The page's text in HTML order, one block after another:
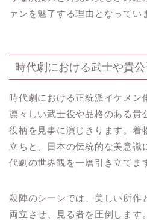
ァンを魅了する理由となってい
時代劇における武士や貴
時代劇における正統派イケメン
凛々しい武士役や品格のある貴
役柄を見事に演じきります。着
立ちと、日本の伝統的な美意識
代劇の世界観を一層引き立てま
殺陣のシーンでは、美しい所作
両立させ、見る者を圧倒します